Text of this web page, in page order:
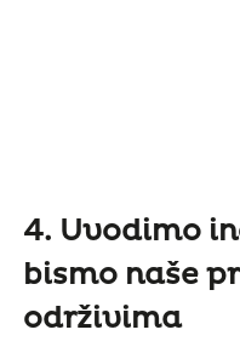
4. Uvodimo
bismo naše
održivima